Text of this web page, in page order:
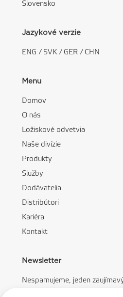
Slovensko
Jazykové verzie
ENG / SVK/ GER/ CHN
Menu
Domov
O nás
Ložiskové odvetvia
Naše divízie
Produkty
Služby
Dodávatelia
Distribútori
Kariéra
Kontakt
Newsletter
Nespamujeme, jeden